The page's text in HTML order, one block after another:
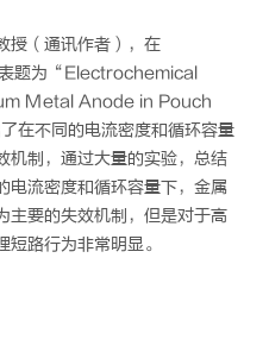
授（通讯作者），在
题为“Electrochemical
Metal Anode in Pouch
在不同的电流密度和循环容量
机制，通过大量的实验，总结
电流密度和循环容量下，金属
主要的失效机制，但是对于高
路行为非常明显。